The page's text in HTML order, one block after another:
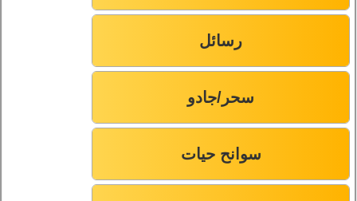
رسائل
سحر/جادو
سوانح حیات